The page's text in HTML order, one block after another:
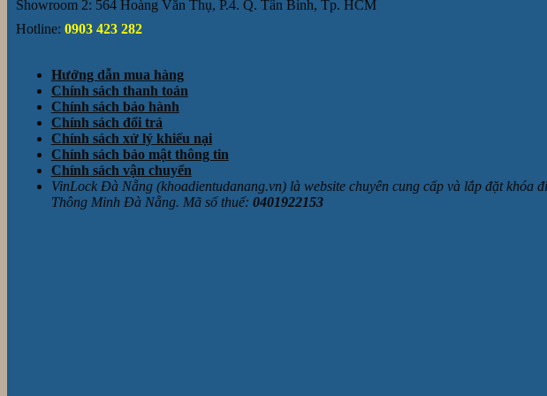
Showroom 2: 564 Hoàng Văn Thụ, P.4. Q. Tân Bình, Tp. HCM
Hotline: 0903 423 282
Hướng dẫn mua hàng
Chính sách thanh toán
Chính sách bảo hành
Chính sách đổi trả
Chính sách xử lý khiếu nại
Chính sách bảo mật thông tin
Chính sách vận chuyển
VinLock Đà Nẵng (khoadientudanang.vn) là website chuyên cung cấp và lắp đặt
Thông Minh Đà Nẵng. Mã số thuế: 0401922153